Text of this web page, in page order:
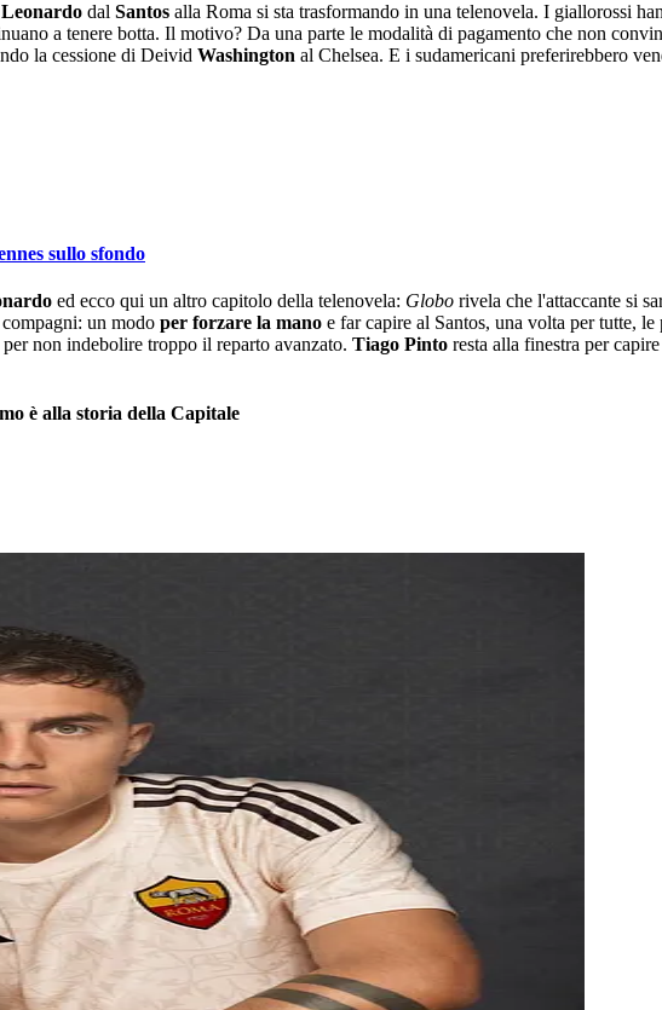
dal Santos alla Roma si sta trasformando in una telenovela. I giallorossi
a tenere botta. Il motivo? Da una parte le modalità di pagamento che non
la cessione di Deivid Washington al Chelsea. E i sudamericani preferirebbero
sullo sfondo
ed ecco qui un altro capitolo della telenovela: Globo rivela che l'attaccante si
un modo per forzare la mano e far capire al Santos, una volta per tutte,
non indebolire troppo il reparto avanzato. Tiago Pinto resta alla finestra per
è alla storia della Capitale